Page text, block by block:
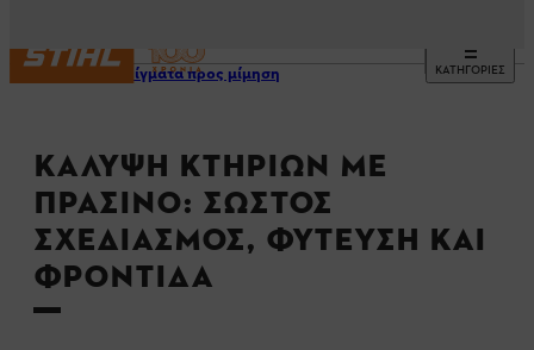
ΚΑΤΗΓΟΡΙΕΣ
Παραδείγματα προς μίμηση
ΚΆΛΥΨΗ ΚΤΗΡΊΩΝ ΜΕ
ΠΡΆΣΙΝΟ: ΣΩΣΤΌΣ
ΣΧΕΔΙΑΣΜΌΣ, ΦΎΤΕΥΣΗ ΚΑΙ
ΦΡΟΝΤΊΔΑ